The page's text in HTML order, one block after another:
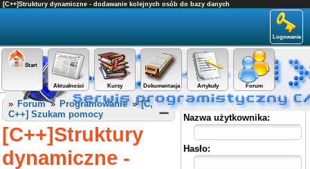
[C++]Struktury dynamiczne - dodawanie kolejnych osób do bazy danych
Logowanie
Start
Aktualności Kursy Dokumentacja Artykuły Forum
Panel użytkownika
Nazwa użytkownika:
Hasło:
» Forum» Programowanie»[C,
C++] Szukam pomocy
[C++]Struktury
dynamiczne -